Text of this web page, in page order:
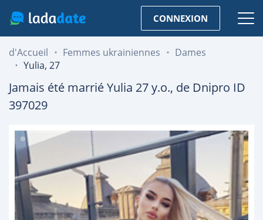
CONNEXION
d'Accueil Femmes ukrainiennes
Dames
Yulia, 27
Jamais été marriéYulia 27y.o., de Dnipro ID
397029